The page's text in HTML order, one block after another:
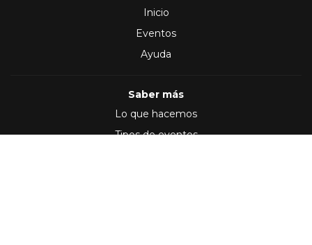
Inicio
Eventos
Ayuda
Saber más
Lo que hacemos
Tipos de eventos